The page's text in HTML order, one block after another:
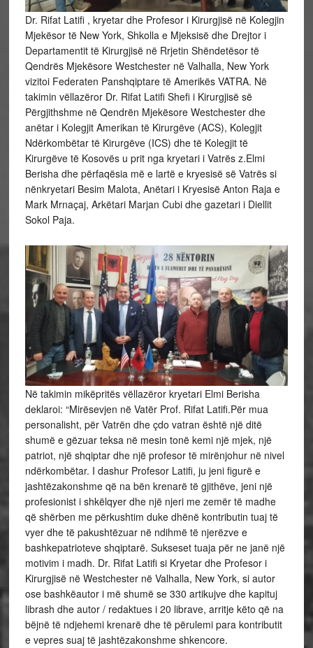
Dr. Rifat Latifi , kryetar dhe Profesor i Kirurgjisë në Kolegjin
Mjekësor të New York, Shkolla e Mjeksisë dhe Drejtor i
Departamentit të Kirurgjisë në Rrjetin Shëndetësor të
Qendrës Mjekësore Westchester në Valhalla, New York
vizitoi Federaten Panshqiptare të Amerikës VATRA. Në
takimin vëllazëror Dr. Rifat Latifi Shefi i Kirurgjisë së
Përgjithshme në Qendrën Mjekësore Westchester dhe
anëtar i Kolegjit Amerikan të Kirurgëve (ACS), Kolegjit
Ndërkombëtar të Kirurgëve (ICS) dhe të Kolegjit të
Kirurgëve të Kosovës u prit nga kryetari i Vatrës z.Elmi
Berisha dhe përfaqësia më e lartë e kryesisë së Vatrës si
nënkryetari Besim Malota, Anëtari i Kryesisë Anton Raja e
Mark Mrnaçaj, Arkëtari Marjan Cubi dhe gazetari i Diellit
Sokol Paja.
Në takimin mikëpritës vëllazëror kryetari Elmi Berisha
deklaroi: “Mirësevjen në Vatër Prof. Rifat Latifi.Për mua
personalisht, për Vatrën dhe çdo vatran është një ditë
shumë e gëzuar teksa në mesin tonë kemi një mjek, një
patriot, një shqiptar dhe një profesor të mirënjohur në nivel
ndërkombëtar. I dashur Profesor Latifi, ju jeni figurë e
jashtëzakonshme që na bën krenarë të gjithëve, jeni një
profesionist i shkëlqyer dhe një njeri me zemër të madhe
që shërben me përkushtim duke dhënë kontributin tuaj të
vyer dhe të pakushtëzuar në ndihmë të njerëzve e
bashkepatrioteve shqiptarë. Sukseset tuaja për ne janë një
motivim i madh. Dr. Rifat Latifi si Kryetar dhe Profesor i
Kirurgjisë në Westchester në Valhalla, New York, si autor
ose bashkëautor i më shumë se 330 artikujve dhe kapituj
librash dhe autor / redaktues i 20 librave, arritje këto që na
bëjnë të ndjehemi krenarë dhe të përulemi para kontributit
e vepres suaj të jashtëzakonshme shkencore.